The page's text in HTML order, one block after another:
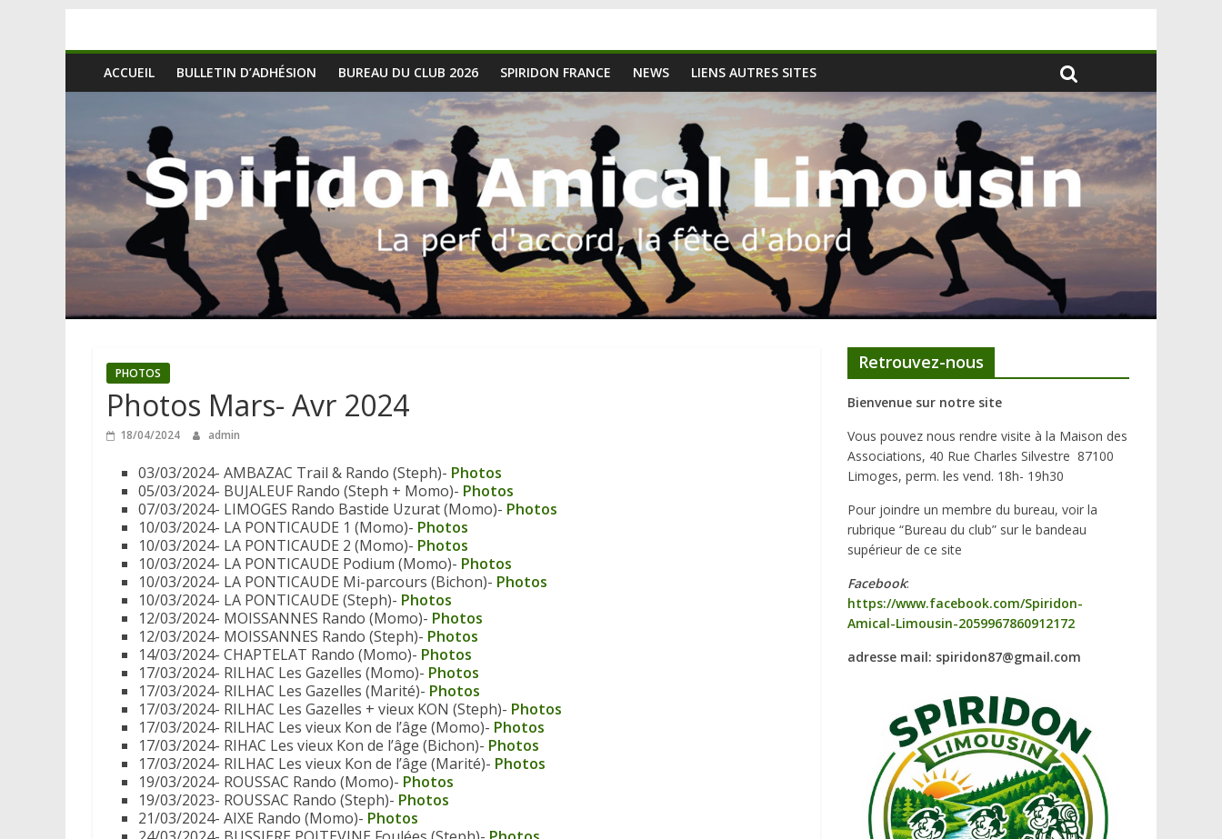
ACCUEIL BULLETIN D’ADHÉSION BUREAU DU CLUB 2026 SPIRIDON FRANCE NEWS LIENS AUTRES SITES
PHOTOS
Photos Mars- Avr 2024
18/04/2024 admin
03/03/2024- AMBAZAC Trail & Rando (Steph)- Photos
05/03/2024- BUJALEUF Rando (Steph + Momo)- Photos
07/03/2024- LIMOGES Rando Bastide Uzurat (Momo)- Photos
10/03/2024- LA PONTICAUDE 1 (Momo)- Photos
10/03/2024- LA PONTICAUDE 2 (Momo)- Photos
10/03/2024- LA PONTICAUDE Podium (Momo)- Photos
10/03/2024- LA PONTICAUDE Mi-parcours (Bichon)- Photos
10/03/2024- LA PONTICAUDE (Steph)- Photos
12/03/2024- MOISSANNES Rando (Momo)- Photos
12/03/2024- MOISSANNES Rando (Steph)- Photos
14/03/2024- CHAPTELAT Rando (Momo)- Photos
17/03/2024- RILHAC Les Gazelles (Momo)- Photos
17/03/2024- RILHAC Les Gazelles (Marité)- Photos
17/03/2024- RILHAC Les Gazelles + vieux KON (Steph)- Photos
17/03/2024- RILHAC Les vieux Kon de l’âge (Momo)- Photos
17/03/2024- RIHAC Les vieux Kon de l’âge (Bichon)- Photos
17/03/2024- RILHAC Les vieux Kon de l’âge (Marité)- Photos
19/03/2024- ROUSSAC Rando (Momo)- Photos
19/03/2023- ROUSSAC Rando (Steph)- Photos
21/03/2024- AIXE Rando (Momo)- Photos
Retrouvez-nous
Bienvenue sur notre site
Vous pouvez nous rendre visite à la Maison des
Associations, 40 Rue Charles Silvestre 87100
Limoges, perm. les vend. 18h- 19h30
Pour joindre un membre du bureau, voir la
rubrique “Bureau du club” sur le bandeau
supérieur de ce site
Facebook:
https://www.facebook.com/Spiridon-
Amical-Limousin-2059967860912172
adresse mail: spiridon87@gmail.com